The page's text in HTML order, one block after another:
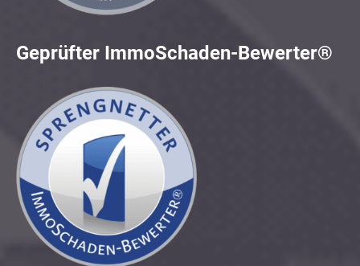
Geprüfter ImmoSchaden-Bewerter®